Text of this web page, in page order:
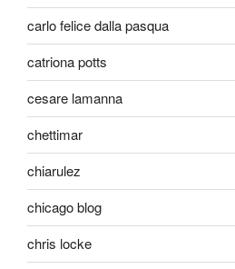
carlo felice dalla pasqua
catriona potts
cesare lamanna
chettimar
chiarulez
chicago blog
chris locke